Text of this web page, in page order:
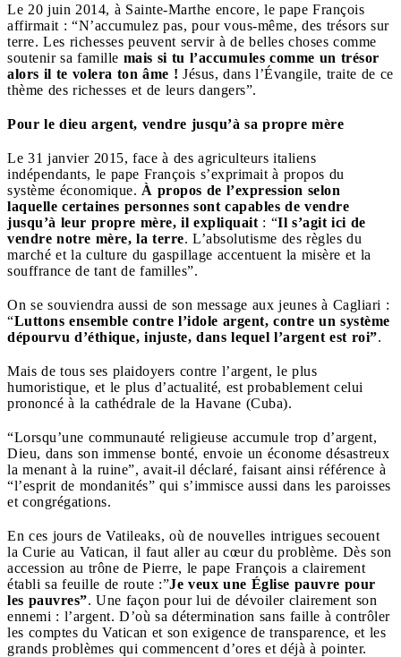
Le 20 juin 2014, à Sainte-Marthe encore, le pape François
affirmait : “N’accumulez pas, pour vous-même, des trésors sur
terre. Les richesses peuvent servir à de belles choses comme
soutenir sa famille mais si tu l’accumules comme un trésor
alors il te volera ton âme ! Jésus, dans l’Évangile, traite de ce
thème des richesses et de leurs dangers”.
Pour le dieu argent, vendre jusqu’à sa propre mère
Le 31 janvier 2015, face à des agriculteurs italiens
indépendants, le pape François s’exprimait à propos du
système économique. À propos de l’expression selon
laquelle certaines personnes sont capables de vendre
jusqu’à leur propre mère, il expliquait : “Il s’agit ici de
vendre notre mère, la terre. L’absolutisme des règles du
marché et la culture du gaspillage accentuent la misère et la
souffrance de tant de familles”.
On se souviendra aussi de son message aux jeunes à Cagliari :
“Luttons ensemble contre l’idole argent, contre un système
dépourvu d’éthique, injuste, dans lequel l’argent est roi”.
Mais de tous ses plaidoyers contre l’argent, le plus
humoristique, et le plus d’actualité, est probablement celui
prononcé à la cathédrale de la Havane (Cuba).
“Lorsqu’une communauté religieuse accumule trop d’argent,
Dieu, dans son immense bonté, envoie un économe désastreux
la menant à la ruine”, avait-il déclaré, faisant ainsi référence à
“l’esprit de mondanités” qui s’immisce aussi dans les paroisses
et congrégations.
En ces jours de Vatileaks, où de nouvelles intrigues secouent
la Curie au Vatican, il faut aller au cœur du problème. Dès son
accession au trône de Pierre, le pape François a clairement
établi sa feuille de route :”Je veux une Église pauvre pour
les pauvres”. Une façon pour lui de dévoiler clairement son
ennemi : l’argent. D’où sa détermination sans faille à contrôler
les comptes du Vatican et son exigence de transparence, et les
grands problèmes qui commencent d’ores et déjà à pointer.